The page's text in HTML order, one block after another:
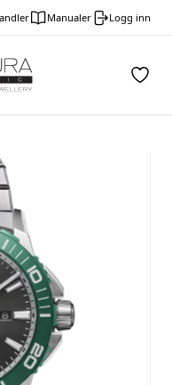
Manualer Logg inn